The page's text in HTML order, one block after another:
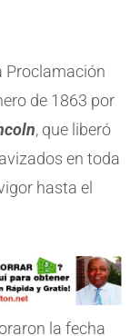
Proclamación
de 1863 por
, que liberó
en toda
hasta el
la fecha